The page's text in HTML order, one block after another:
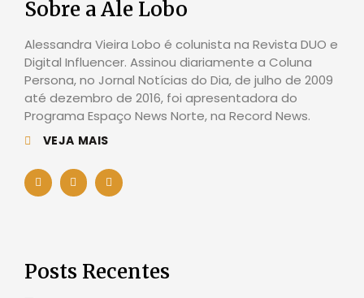
Sobre a Ale Lobo
Alessandra Vieira Lobo é colunista na Revista DUO e
Digital Influencer. Assinou diariamente a Coluna
Persona, no Jornal Notícias do Dia, de julho de 2009
até dezembro de 2016, foi apresentadora do
Programa Espaço News Norte, na Record News.
VEJA MAIS
Posts Recentes